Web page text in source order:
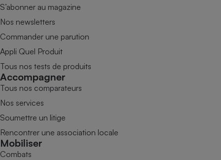
S’abonner au magazine
Nos newsletters
Commander une parution
Appli Quel Produit
Tous nos tests de produits
Accompagner
Tous nos comparateurs
Nos services
Soumettre un litige
Rencontrer une association locale
Mobiliser
Combats